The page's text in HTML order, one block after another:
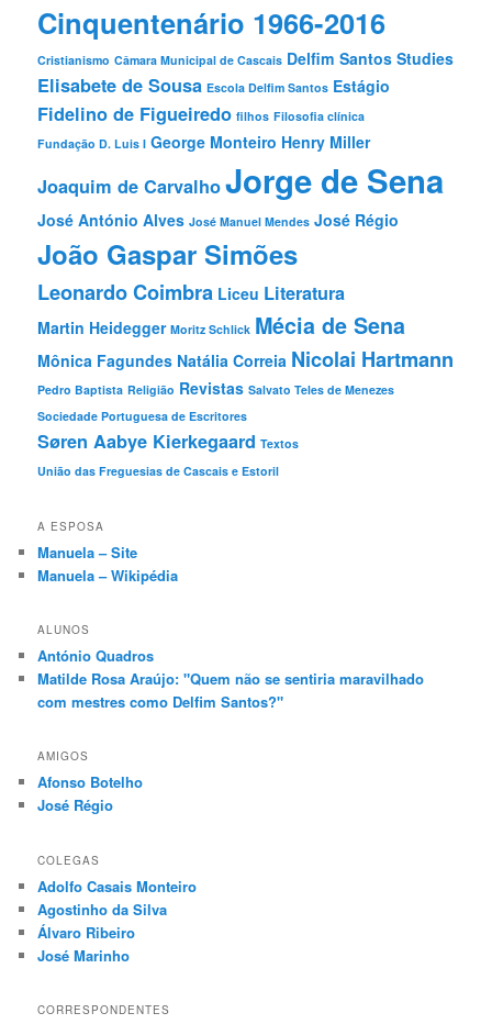
Cinquentenário 1966-2016
Cristianismo Câmara Municipal de Cascais Delfim Santos Studies
Elisabete de Sousa Escola Delfim Santos Estágio
Fidelino de Figueiredo filhos Filosofia clínica
Fundação D. Luis I George Monteiro Henry Miller
Joaquim de CarvalhoJorge de Sena
José António Alves José Manuel Mendes José Régio
João Gaspar Simões
Leonardo Coimbra Liceu Literatura
Martin Heidegger Moritz Schlick Mécia de Sena
Mônica Fagundes Natália Correia Nicolai Hartmann
Pedro Baptista Religião Revistas Salvato Teles de Menezes
Sociedade Portuguesa de Escritores
Søren Aabye Kierkegaard Textos
União das Freguesias de Cascais e Estoril
A ESPOSA
Manuela – Site
Manuela – Wikipédia
ALUNOS
António Quadros
Matilde Rosa Araújo: "Quem não se sentiria maravilhado
com mestres como Delfim Santos?"
AMIGOS
Afonso Botelho
José Régio
COLEGAS
Adolfo Casais Monteiro
Agostinho da Silva
Álvaro Ribeiro
José Marinho
CORRESPONDENTES